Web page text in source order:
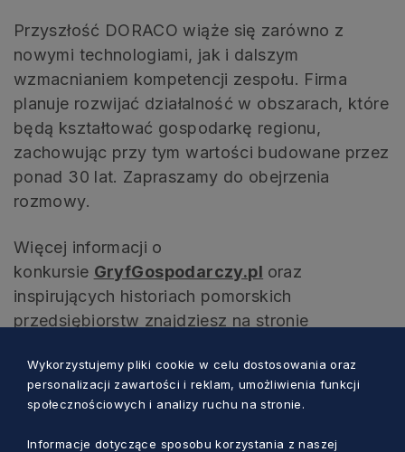
Przyszłość DORACO wiąże się zarówno z
nowymi technologiami, jak i dalszym
wzmacnianiem kompetencji zespołu. Firma
planuje rozwijać działalność w obszarach, które
będą kształtować gospodarkę regionu,
zachowując przy tym wartości budowane przez
ponad 30 lat. Zapraszamy do obejrzenia
rozmowy.
Więcej informacji o
konkursie GryfGospodarczy.pl oraz
inspirujących historiach pomorskich
przedsiębiorstw znajdziesz na stronie
serwisiegospodarka.pomorskie.eu.
Wykorzystujemy pliki cookie w celu dostosowania oraz
personalizacji zawartości i reklam, umożliwienia funkcji
społecznościowych i analizy ruchu na stronie.
Informacje dotyczące sposobu korzystania z naszej